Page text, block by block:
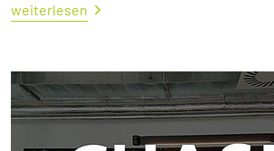
weiterlesen